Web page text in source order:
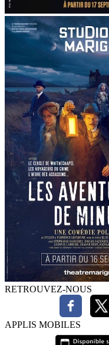
RETROUVEZ-NOUS
APPLIS MOBILES